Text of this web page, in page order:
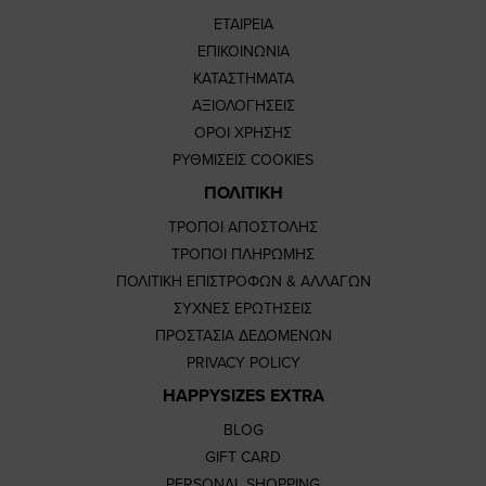
ΕΤΑΙΡΕΙΑ
ΕΠΙΚΟΙΝΩΝΙΑ
ΚΑΤΑΣΤΗΜΑΤΑ
ΑΞΙΟΛΟΓΗΣΕΙΣ
ΟΡΟΙ ΧΡΗΣΗΣ
ΡΥΘΜΙΣΕΙΣ COOKIES
ΠΟΛΙΤΙΚΗ
ΤΡΟΠΟΙ ΑΠΟΣΤΟΛΗΣ
ΤΡΟΠΟΙ ΠΛΗΡΩΜΗΣ
ΠΟΛΙΤΙΚΗ ΕΠΙΣΤΡΟΦΩΝ & ΑΛΛΑΓΩΝ
ΣΥΧΝΕΣ ΕΡΩΤΗΣΕΙΣ
ΠΡΟΣΤΑΣΙΑ ΔΕΔΟΜΕΝΩΝ
PRIVACY POLICY
HAPPYSIZES EXTRA
BLOG
GIFT CARD